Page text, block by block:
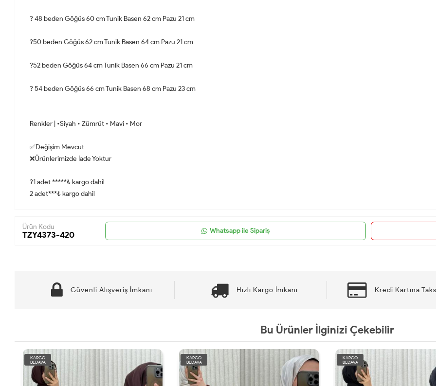
? 48 beden Göğüs 60 cm Tunik Basen 62 cm Pazu 21 cm
?50 beden Göğüs 62 cm Tunik Basen 64 cm Pazu 21 cm
?52 beden Göğüs 64 cm Tunik Basen 66 cm Pazu 21 cm
? 54 beden Göğüs 66 cm Tunik Basen 68 cm Pazu 23 cm
Renkler | •Siyah • Zümrüt • Mavi • Mor
✅Değişim Mevcut
❌Ürünlerimizde İade Yoktur
?1 adet *****₺ kargo dahil
2 adet***₺ kargo dahil
Ürün Kodu
TZY4373-420 Whatsapp ile Sipariş
Güvenli Alışveriş İmkanı Hızlı Kargo İmkanı Kredi Kartına
Bu Ürünler İlginizi Çekebilir